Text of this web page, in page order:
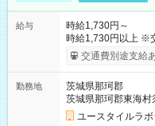
給与
時給1,730円～
時給1,730円以上 ※
考慮して決定します 【収入例】 週1回勤務の場合：1,730円×8時
間×4回=5万5,360円 週3回勤務の場合：1,730円×8時間×12回
月 ※ 雇用形態と給
用形態：本採用時と
交通費別途支給
勤務地
茨城県那珂郡
茨城県那珂郡東海村
ユースタイルラ